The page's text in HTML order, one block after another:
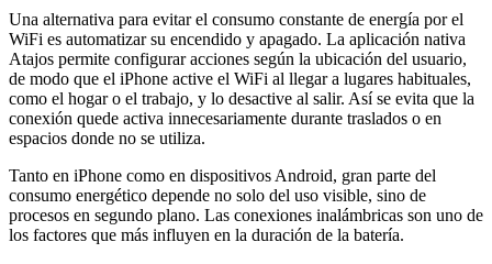
Una alternativa para evitar el consumo constante de energía por el
WiFi es automatizar su encendido y apagado. La aplicación nativa
Atajos permite configurar acciones según la ubicación del usuario,
de modo que el iPhone active el WiFi al llegar a lugares habituales,
como el hogar o el trabajo, y lo desactive al salir. Así se evita que la
conexión quede activa innecesariamente durante traslados o en
espacios donde no se utiliza.
Tanto en iPhone como en dispositivos Android, gran parte del
consumo energético depende no solo del uso visible, sino de
procesos en segundo plano. Las conexiones inalámbricas son uno de
los factores que más influyen en la duración de la batería.